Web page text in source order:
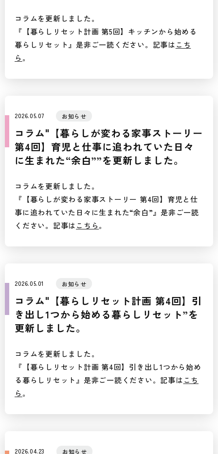
コラムを更新しました。
『【暮らしリセット計画 第5回】キッチンから始める
暮らしリセット』是非ご一読ください。記事はこち
ら 。
2026.05.07 お知らせ
コラム"【暮らしが変わる家事ストーリー
第4回】育児と仕事に追われていた日々
に生まれた“余白””を更新しました。
コラムを更新しました。
『【暮らしが変わる家事ストーリー 第4回】育児と仕
事に追われていた日々に生まれた“余白”』是非ご一読
ください。記事はこちら。
2026.05.01 お知らせ
コラム"【暮らしリセット計画 第4回】引
き出し1つから始める暮らしリセット”を
更新しました。
コラムを更新しました。
『【暮らしリセット計画 第4回】引き出し1つから始め
る暮らしリセット』是非ご一読ください。記事はこち
ら 。
2026.04.23 お知らせ